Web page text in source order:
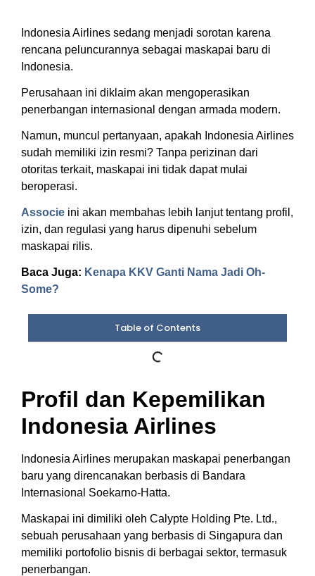
Indonesia Airlines sedang menjadi sorotan karena
rencana peluncurannya sebagai maskapai baru di
Indonesia.
Perusahaan ini diklaim akan mengoperasikan
penerbangan internasional dengan armada modern.
Namun, muncul pertanyaan, apakah Indonesia Airlines
sudah memiliki izin resmi? Tanpa perizinan dari
otoritas terkait, maskapai ini tidak dapat mulai
beroperasi.
Associe ini akan membahas lebih lanjut tentang profil,
izin, dan regulasi yang harus dipenuhi sebelum
maskapai rilis.
Baca Juga: Kenapa KKV Ganti Nama Jadi Oh-
Some?
Table of Contents
Profil dan Kepemilikan
Indonesia Airlines
Indonesia Airlines merupakan maskapai penerbangan
baru yang direncanakan berbasis di Bandara
Internasional Soekarno-Hatta.
Maskapai ini dimiliki oleh Calypte Holding Pte. Ltd.,
sebuah perusahaan yang berbasis di Singapura dan
memiliki portofolio bisnis di berbagai sektor, termasuk
penerbangan.